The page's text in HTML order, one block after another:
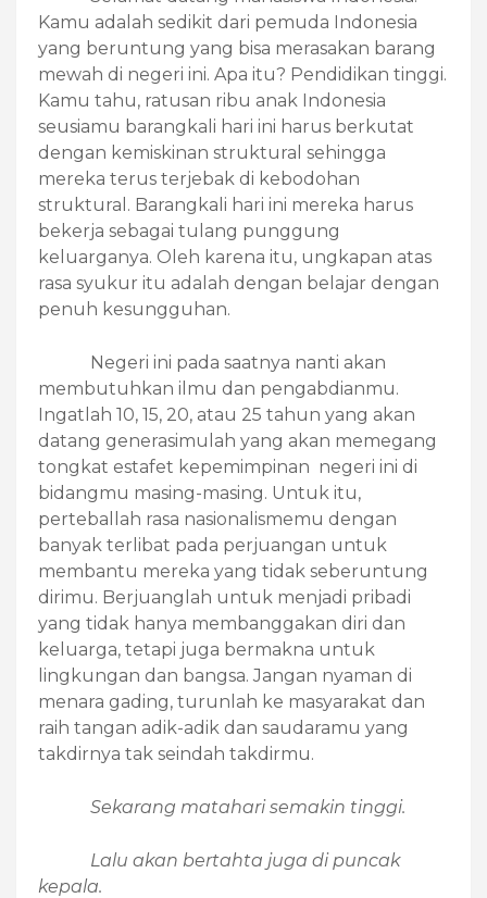
Kamu adalah sedikit dari pemuda Indonesia
yang beruntung yang bisa merasakan barang
mewah di negeri ini. Apa itu? Pendidikan tinggi.
Kamu tahu, ratusan ribu anak Indonesia
seusiamu barangkali hari ini harus berkutat
dengan kemiskinan struktural sehingga
mereka terus terjebak di kebodohan
struktural. Barangkali hari ini mereka harus
bekerja sebagai tulang punggung
keluarganya. Oleh karena itu, ungkapan atas
rasa syukur itu adalah dengan belajar dengan
penuh kesungguhan.
Negeri ini pada saatnya nanti akan
membutuhkan ilmu dan pengabdianmu.
Ingatlah 10, 15, 20, atau 25 tahun yang akan
datang generasimulah yang akan memegang
tongkat estafet kepemimpinan negeri ini di
bidangmu masing-masing. Untuk itu,
perteballah rasa nasionalismemu dengan
banyak terlibat pada perjuangan untuk
membantu mereka yang tidak seberuntung
dirimu. Berjuanglah untuk menjadi pribadi
yang tidak hanya membanggakan diri dan
keluarga, tetapi juga bermakna untuk
lingkungan dan bangsa. Jangan nyaman di
menara gading, turunlah ke masyarakat dan
raih tangan adik-adik dan saudaramu yang
takdirnya tak seindah takdirmu.
Sekarang matahari semakin tinggi.
Lalu akan bertahta juga di puncak
kepala.